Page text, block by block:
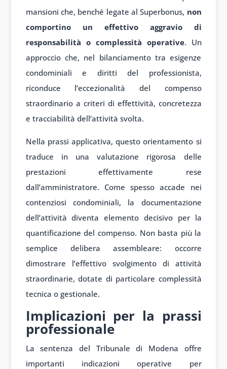
mansioni che, benché legate al Superbonus, non
comportino un effettivo aggravio di
responsabilità o complessità operative. Un
approccio che, nel bilanciamento tra esigenze
condominiali e diritti del professionista,
riconduce l’eccezionalità del compenso
straordinario a criteri di effettività, concretezza
e tracciabilità dell’attività svolta.
Nella prassi applicativa, questo orientamento si
traduce in una valutazione rigorosa delle
prestazioni effettivamente rese
dall’amministratore. Come spesso accade nei
contenziosi condominiali, la documentazione
dell’attività diventa elemento decisivo per la
quantificazione del compenso. Non basta più la
semplice delibera assembleare: occorre
dimostrare l’effettivo svolgimento di attività
straordinarie, dotate di particolare complessità
tecnica o gestionale.
Implicazioni per la prassi
professionale
La sentenza del Tribunale di Modena offre
importanti indicazioni operative per